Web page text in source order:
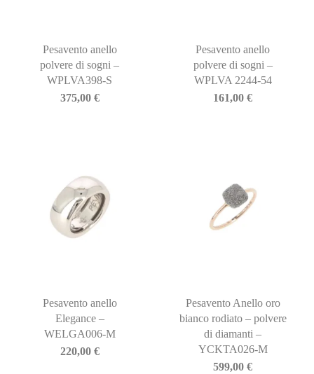
Pesavento anello
polvere di sogni –
WPLVA398-S
375,00 €
Pesavento anello
polvere di sogni –
WPLVA 2244-54
161,00€
Pesavento anello
Elegance –
WELGA006-M
220,00 €
Pesavento Anello oro
bianco rodiato – polvere
di diamanti –
YCKTA026-M
599,00€